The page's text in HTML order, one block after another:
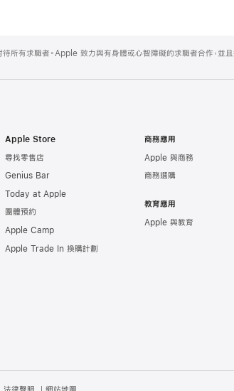
所有求職者。Apple 致力與有身體或心智障礙的求職者合作，並且
Apple Store
尋找零售店
Genius Bar
Today at Apple
團體預約
Apple Camp
Apple Trade In 換購計劃
商務應用
Apple 與商務
商務選購
教育應用
Apple 與教育